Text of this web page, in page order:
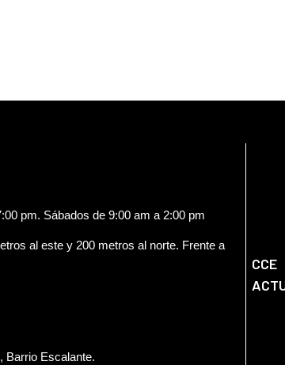
pm. Sábados de 9:00 am a 2:00 pm
al este y 200 metros al norte. Frente a
Barrio Escalante.
CCE